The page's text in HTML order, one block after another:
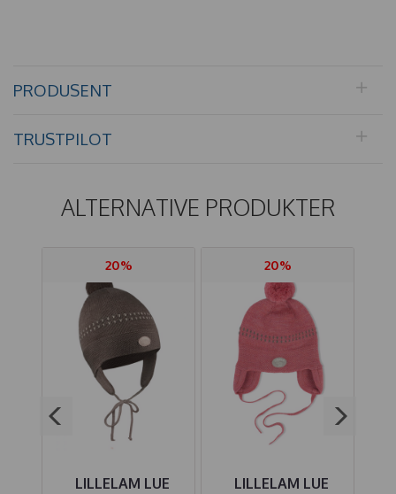
PRODUSENT
TRUSTPILOT
ALTERNATIVE PRODUKTER
20%
LILLELAM LUE
20%
LILLELAM LUE